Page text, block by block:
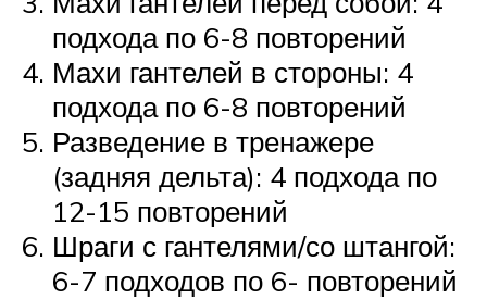
подхода по 6-8 повторений
Махи гантелей в стороны: 4
подхода по 6-8 повторений
Разведение в тренажере
(задняя дельта): 4 подхода по
12-15 повторений
Шраги с гантелями/со штангой:
6-7 подходов по 6- повторений